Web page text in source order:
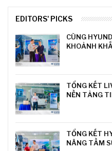
EDITORS' PICKS
CÙNG
KHOẢNH
TỔNG KẾT
NỀN TẢNG
TỔNG KẾT
NÂNG TẦM